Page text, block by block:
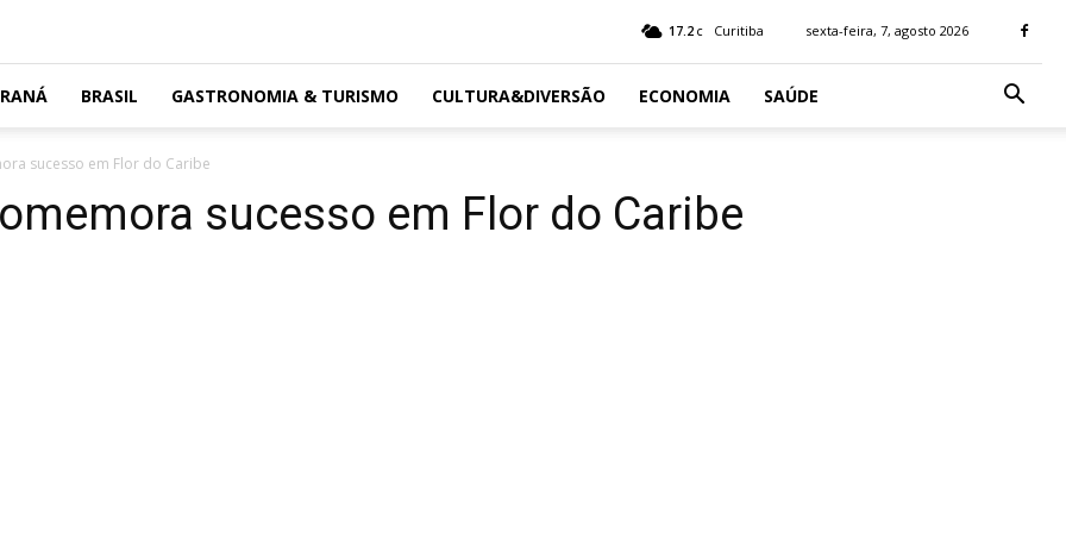
17.2 C Curitiba sexta-feira, 7, agosto 2026
BRASIL GASTRONOMIA & TURISMO CULTURA&DIVERSÃO ECONOMIA SAÚDE
sucesso em Flor do Caribe
sucesso em Flor do Caribe